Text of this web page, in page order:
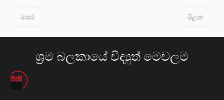
පෙර ඊළඟ
ශ්‍රම බලකායේ විද්‍යුත් මෙවලම